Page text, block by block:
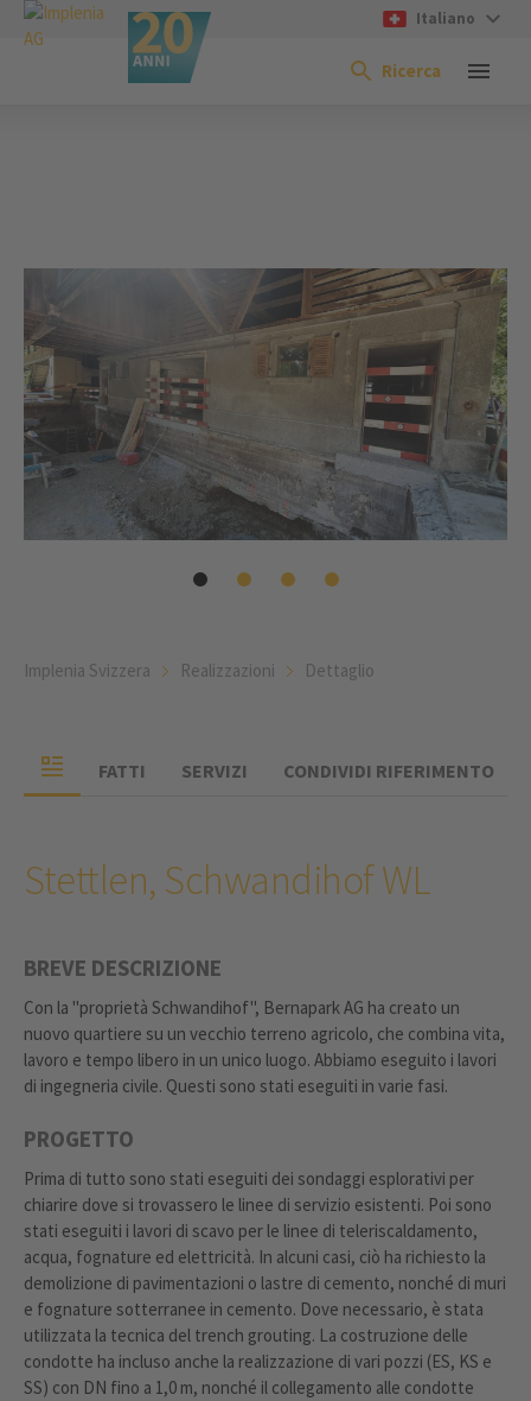
Italiano
Ricerca
Implenia Svizzera Realizzazioni Dettaglio
FATTI SERVIZI CONDIVIDI RIFERIMENTO
Stettlen, Schwandihof WL
BREVE DESCRIZIONE
Con la "proprietà Schwandihof", Bernapark AG ha creato un
nuovo quartiere su un vecchio terreno agricolo, che combina vita,
lavoro e tempo libero in un unico luogo. Abbiamo eseguito i lavori
di ingegneria civile. Questi sono stati eseguiti in varie fasi.
PROGETTO
Prima di tutto sono stati eseguiti dei sondaggi esplorativi per
chiarire dove si trovassero le linee di servizio esistenti. Poi sono
stati eseguiti i lavori di scavo per le linee di teleriscaldamento,
acqua, fognature ed elettricità. In alcuni casi, ciò ha richiesto la
demolizione di pavimentazioni o lastre di cemento, nonché di muri
e fognature sotterranee in cemento. Dove necessario, è stata
utilizzata la tecnica del trench grouting. La costruzione delle
condotte ha incluso anche la realizzazione di vari pozzi (ES, KS e
SS) con DN fino a 1,0 m, nonché il collegamento alle condotte